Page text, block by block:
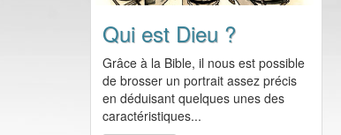
Qui est Dieu ?
Grâce à la Bible, il nous est possible
de brosser un portrait assez précis
en déduisant quelques unes des
caractéristiques...